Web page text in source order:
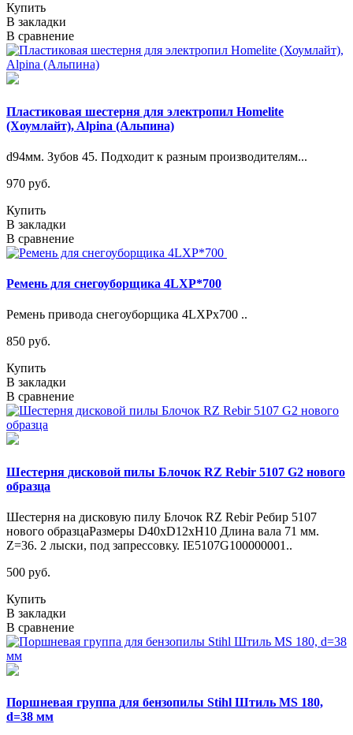
Купить
В закладки
В сравнение
Пластиковая шестерня для электропил Homelite
(Хоумлайт), Alpina (Альпина)
d94мм. Зубов 45. Подходит к разным производителям...
970 руб.
Купить
В закладки
В сравнение
Ремень для снегоуборщика 4LXP*700
Ремень привода снегоуборщика 4LXPх700 ..
850 руб.
Купить
В закладки
В сравнение
Шестерня дисковой пилы Блочок RZ Rebir 5107 G2 нового
образца
Шестерня на дисковую пилу Блочок RZ Rebir Ребир 5107
нового образцаРазмеры D40хD12хH10 Длина вала 71 мм.
Z=36. 2 лыски, под запрессовку. IE5107G100000001..
500 руб.
Купить
В закладки
В сравнение
Поршневая группа для бензопилы Stihl Штиль MS 180,
d=38 мм